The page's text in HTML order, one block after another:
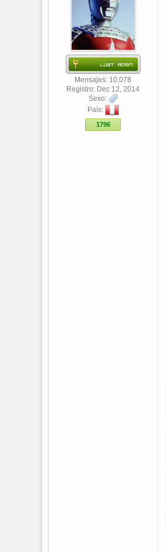
Mensajes: 10,078
Registro: Dec 12, 2014
Sexo:
País:
1796